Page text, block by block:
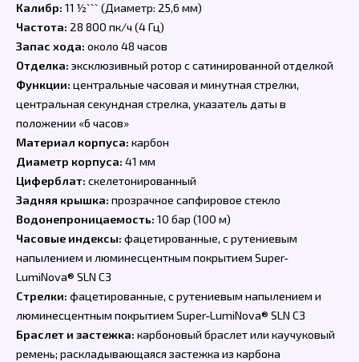
Калибр: 11 ½``` (Диаметр: 25,6 мм)
Частота: 28 800 пк/ч (4 Гц)
Запас хода: около 48 часов
Отделка: эксклюзивный ротор с сатинированной отделкой
Функции: центральные часовая и минутная стрелки,
центральная секундная стрелка, указатель даты в
положении «6 часов»
Материал корпуса: карбон
Диаметр корпуса: 41 мм
Циферблат: скелетонированный
Задняя крышка: прозрачное сапфировое стекло
Водонепроницаемость: 10 бар (100 м)
Часовые индексы: фацетированные, с рутениевым
напылением и люминесцентным покрытием Super-
LumiNova® SLN C3
Стрелки: фацетированные, с рутениевым напылением и
люминесцентным покрытием Super-LumiNova® SLN C3
Браслет и застежка: карбоновый браслет или каучуковый
ремень; раскладывающаяся застежка из карбона